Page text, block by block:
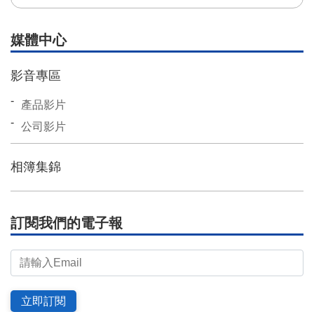
媒體中心
影音專區
產品影片
公司影片
相簿集錦
訂閱我們的電子報
立即訂閱